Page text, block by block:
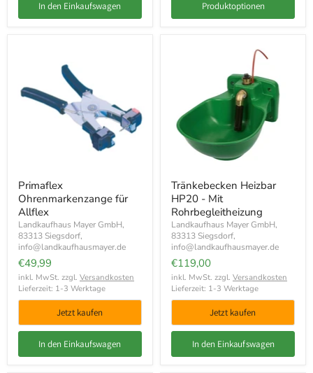
In den Einkaufswagen Produktoptionen
Primaflex
Ohrenmarkenzange für
Allflex
Landkaufhaus Mayer GmbH,
83313 Siegsdorf,
info@landkaufhausmayer.de
€49,99
inkl. MwSt. zzgl. Versandkosten
Lieferzeit: 1-3 Werktage
Jetzt kaufen
In den Einkaufswagen
Tränkebecken Heizbar
HP20 - Mit
Rohrbegleitheizung
Landkaufhaus Mayer GmbH,
83313 Siegsdorf,
info@landkaufhausmayer.de
€119,00
inkl. MwSt. zzgl. Versandkosten
Lieferzeit: 1-3 Werktage
Jetzt kaufen
In den Einkaufswagen